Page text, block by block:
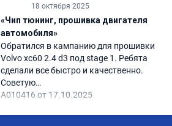
18 октября 2025
«Чип тюнинг, прошивка двигателя
автомобиля»
Обратился в кампанию для прошивки
Volvo xc60 2.4 d3 под stage 1. Ребята
сделали все быстро и качественно.
Советую
А010416 от 17.10.2025